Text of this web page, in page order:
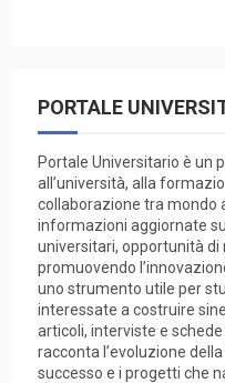
PORTALE
Portale Universitario è un
all’università, alla
collaborazione tra mondo
informazioni aggiornate
universitari, opportunità
promuovendo
uno strumento utile per
interessate a costruire
articoli, interviste e
racconta l’evoluzione
successo e i progetti che